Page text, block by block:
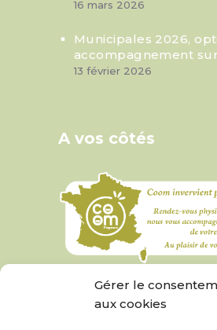
Gérer le
aux cookies
16 mars 2026
Municipales 2026,
accompagnement
13 février 2026
A vos côtés